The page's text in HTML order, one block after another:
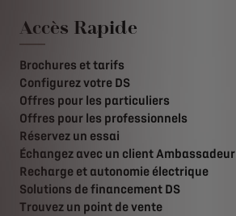
Accès Rapide
Brochures et tarifs
Configurez votre DS
Offres pour les particuliers
Offres pour les professionnels
Réservez un essai
Échangez avec un client Ambassadeur
Recharge et autonomie électrique
Solutions de financement DS
Trouvez un point de vente